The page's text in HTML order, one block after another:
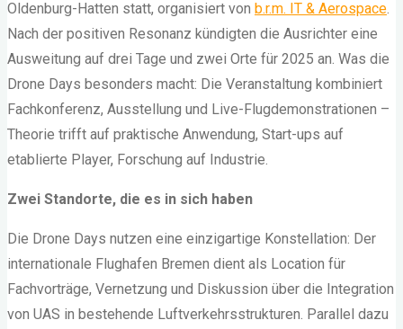
Oldenburg-Hatten statt, organisiert von b.r.m. IT & Aerospace.
Nach der positiven Resonanz kündigten die Ausrichter eine
Ausweitung auf drei Tage und zwei Orte für 2025 an. Was die
Drone Days besonders macht: Die Veranstaltung kombiniert
Fachkonferenz, Ausstellung und Live-Flugdemonstrationen –
Theorie trifft auf praktische Anwendung, Start-ups auf
etablierte Player, Forschung auf Industrie.
Zwei Standorte, die es in sich haben
Die Drone Days nutzen eine einzigartige Konstellation: Der
internationale Flughafen Bremen dient als Location für
Fachvorträge, Vernetzung und Diskussion über die Integration
von UAS in bestehende Luftverkehrsstrukturen. Parallel dazu